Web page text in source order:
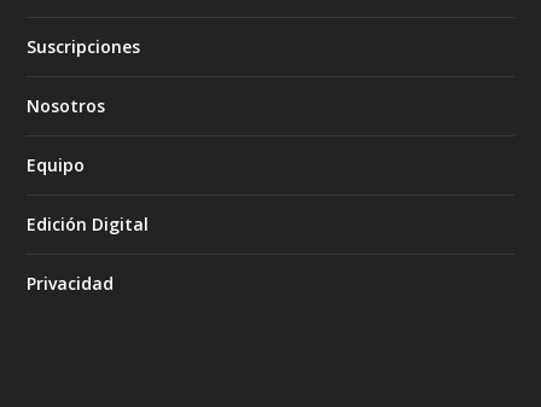
Suscripciones
Nosotros
Equipo
Edición Digital
Privacidad